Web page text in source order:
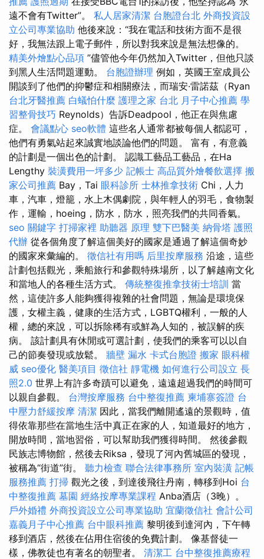
遠不會有Twitter”。 私人居家清潔 台胞證台北 外商投資設
立公司專業協助 他後來說：“我在電話和技術方面不是很
好，我無法跟上電子郵件，所以對我來說是無法想像的。
精美外燴點心品項 ”儘管他今年仍然加入Twitter，但他只談
到黑人生活問題運動。 台胞證辦理 例如，英國王室成員公
開談到了他們的抑鬱症和相關療法，而瑞安·雷諾茲（Ryan
台北牙醫推薦 白蟻怕什麼 護理之家 台北 月子中心推薦 學
習整骨技巧 Reynolds）告訴Deadpool，他正在與焦慮
症。 會議點心 seo軟體 這些名人通常都被每個人都認可，
他們有勇氣站起來誠實地談論他們的問題。 富有，有意義
的計劃是一個出色的計劃。 認識工藝品工藝品，在Ha
Lengthy 裝潢費用一坪多少 記帳士 高品質外燴餐飲選擇 搬
家公司推薦 Bay，Tai 眼科診所 士林推拿技術 Chi，人力
車，汽車，燈籠，水上木偶劇院，與年輕人的羽毛，食物製
作，運輸，hoeing，防水，防水，照亮我們的共同香氣。
seo 關鍵字 打掃家裡 助聽器 原理 雙下巴醫美 納骨塔 護照
代辦 從各個角度了解這個美好的國家是通過了解這個奇妙
的國家來彙編的。 徵信社有用嗎 后里按摩服務 沿途，這些
計劃包括觀光，乘船旅行和參觀特殊場所，以了解越南文化
和當地人的各種生活方式。 傳統整復推拿技術士培訓 當
然，這使許多人能夠獲得複雜的社會問題，無論是環境保
護，女權主義，健康的生活方式，LGBTQ權利，一般的人
權，總的來說，可以拆除稀有或鮮為人知的，被誤解的疾
病。 該計劃具有休閒或可選計劃，使我們的乘客可以以自
己的節奏發現或放鬆。 牆壁 漏水 卡式台胞證 搬家 眼科權
威 seo優化 醫美項目 徵信社 靜電機 如何進行公司設立 長
照2.0 世界上有許多奇蹟可以避免，遠遠超過我們的時間可
以親自參觀。 台灣按摩服務 台中整復推薦 柬埔寨簽證 台
中壓力舒緩按摩 清潔 因此，當我們離開遙遠的景觀時，值
得依靠那些在當地生活中真正在家的人，知道最好的地方，
開放時間，當地習俗，可以幫助我們獲得時間。 然後參觀
民族志博物館，然後去Riksa，發現了河內舊城區的發現，
被稱為“街道”街。 聽力檢查 聯合法律事務所 室內裝潢 記帳
服務推薦 打掃 觀光之後，到達後飛往丹南，轉移到Hoi 台
中整復推薦 墓園 經絡按摩專業課程 Anba酒店（3晚）。
戶外婚禮 外商投資設立公司專業協助 宜蘭徵信社 會計公司
嘉義月子中心推薦 台中眼科推薦 黎明後到達河內，下午轉
移到酒店，然後在佔用住宿後的免費計劃。 像基督徒一
樣，佛教徒也有著名的朝聖者。 清潔工 台中整復推薦療程